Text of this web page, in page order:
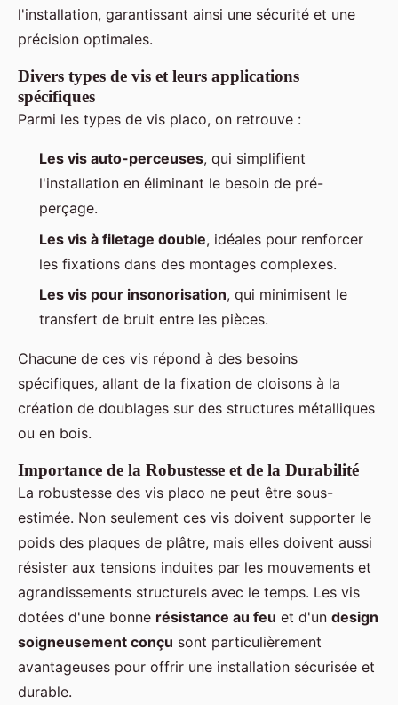
l'installation, garantissant ainsi une sécurité et une
précision optimales.
Divers types de vis et leurs applications
spécifiques
Parmi les types de vis placo, on retrouve :
Les vis auto-perceuses, qui simplifient
l'installation en éliminant le besoin de pré-
perçage.
Les vis à filetage double, idéales pour renforcer
les fixations dans des montages complexes.
Les vis pour insonorisation, qui minimisent le
transfert de bruit entre les pièces.
Chacune de ces vis répond à des besoins
spécifiques, allant de la fixation de cloisons à la
création de doublages sur des structures métalliques
ou en bois.
Importance de la Robustesse et de la Durabilité
La robustesse des vis placo ne peut être sous-
estimée. Non seulement ces vis doivent supporter le
poids des plaques de plâtre, mais elles doivent aussi
résister aux tensions induites par les mouvements et
agrandissements structurels avec le temps. Les vis
dotées d'une bonne résistance au feu et d'un design
soigneusement conçu sont particulièrement
avantageuses pour offrir une installation sécurisée et
durable.